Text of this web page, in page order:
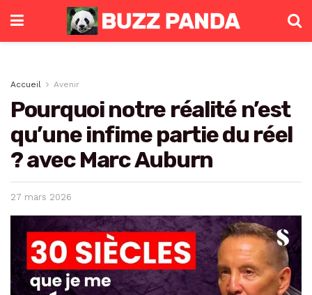
Accueil Avenir
Pourquoi notre réalité n’est
qu’une infime partie du réel
? avec Marc Auburn
27 mars 2026